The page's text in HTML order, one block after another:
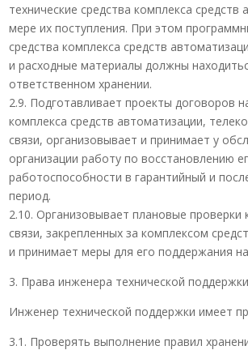
технические средства комплекса средств
мере их поступления. При этом
средства комплекса средств
и расходные материалы должны
ответственном хранении.
2.9. Подготавливает проекты договоров
комплекса средств автоматизации,
связи, организовывает и принимает у
организации работу по восстановлению
работоспособности в гарантийный и
период.
2.10. Организовывает плановые проверки
связи, закрепленных за комплексом
и принимает меры для его поддержания
3. Права инженера технической поддержки
Инженер технической поддержки имеет
3.1. Проверять выполнение правил